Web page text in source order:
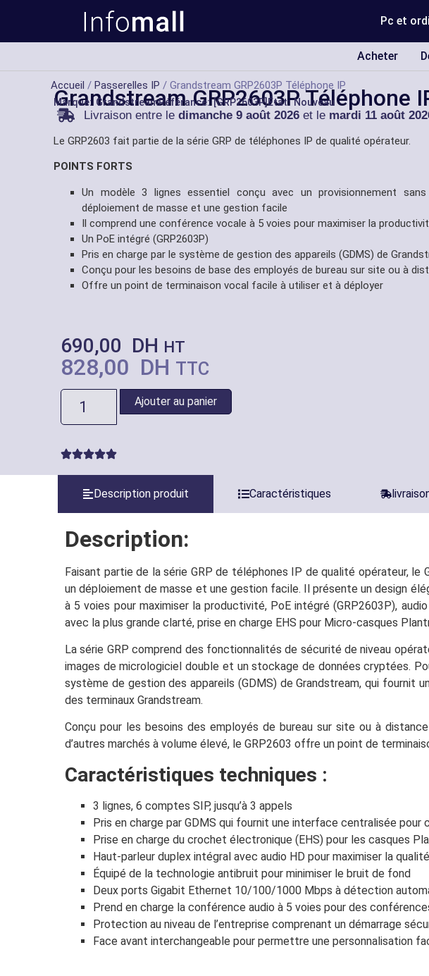
Pc et
Acheter
Accueil / Passerelles IP / Grandstream GRP2603P Téléphone IP
Grandstream GRP2603P Téléphone
Marque: GrandstreamRéférance: [GRP2603P]État: Nouveau
Livraison entre ledimanche 9 août 2026 et le mardi 11 août
Le GRP2603 fait partie de la série GRP de téléphones IP de qualité opérateur.
POINTS FORTS
Un modèle 3 lignes essentiel conçu avec un provisionnement
déploiement de masse et une gestion facile
Il comprend une conférence vocale à 5 voies pour maximiser la
Un PoE intégré (GRP2603P)
Pris en charge par le système de gestion des appareils (GDMS) de
Conçu pour les besoins de base des employés de bureau sur site ou à
Offre un point de terminaison vocal facile à utiliser et à déployer
690,00 DH HT
828,00 DH TTC
Ajouter au panier
Description produit Caractéristiques
Description:
Faisant partie de la série GRP de téléphones IP de qualité opérateur,
un déploiement de masse et une gestion facile. Il présente un design
à 5 voies pour maximiser la productivité, PoE intégré (GRP2603P),
avec la plus grande clarté, prise en charge EHS pour Micro-casques
La série GRP comprend des fonctionnalités de sécurité de niveau
images de micrologiciel double et un stockage de données cryptées.
système de gestion des appareils (GDMS) de Grandstream, qui fournit
des terminaux Grandstream.
Conçu pour les besoins des employés de bureau sur site ou à
d’autres marchés à volume élevé, le GRP2603 offre un point de
Caractéristiques techniques :
3 lignes, 6 comptes SIP, jusqu’à 3 appels
Pris en charge par GDMS qui fournit une interface centralisée pour
Prise en charge du crochet électronique (EHS) pour les casques
Haut-parleur duplex intégral avec audio HD pour maximiser la
Équipé de la technologie antibruit pour minimiser le bruit de fond
Deux ports Gigabit Ethernet 10/100/1000 Mbps à détection
Prend en charge la conférence audio à 5 voies pour des
Protection au niveau de l’entreprise comprenant un démarrage
Face avant interchangeable pour permettre une personnalisation